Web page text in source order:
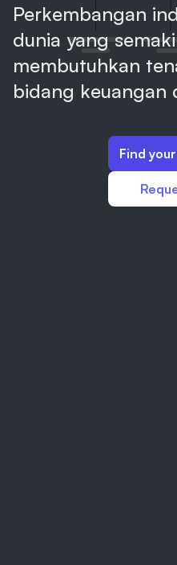
Perkembangan
dunia yang
membutuhkan
bidang keuangan
Find